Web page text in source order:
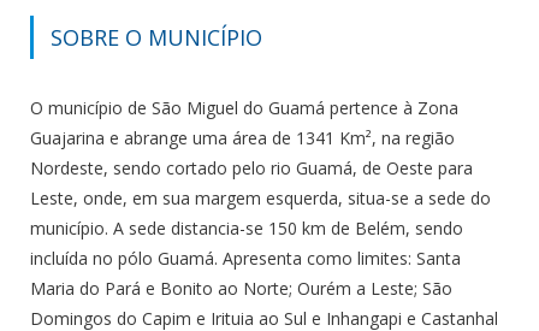
SOBRE O MUNICÍPIO
O município de São Miguel do Guamá pertence à Zona
Guajarina e abrange uma área de 1341 Km², na região
Nordeste, sendo cortado pelo rio Guamá, de Oeste para
Leste, onde, em sua margem esquerda, situa-se a sede do
município. A sede distancia-se 150 km de Belém, sendo
incluída no pólo Guamá. Apresenta como limites: Santa
Maria do Pará e Bonito ao Norte; Ourém a Leste; São
Domingos do Capim e Irituia ao Sul e Inhangapi e Castanhal